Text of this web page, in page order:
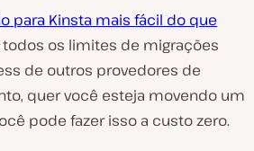
para Kinsta mais fácil do que
todos os limites de migrações
de outros provedores de
quer você esteja movendo um
pode fazer isso a custo zero.